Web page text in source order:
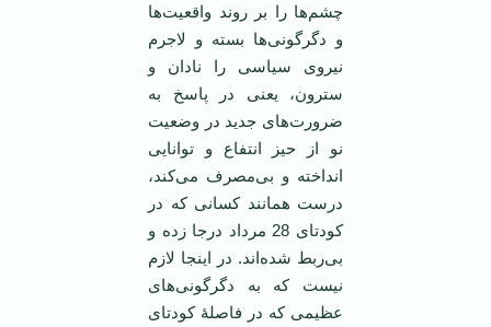
چشم‌ها را بر روند واقعیت‌ها
و دگرگونی‌‌ها بسته و لاجرم
نیروی سیاسی را نادان و
سترون، یعنی در پاسخ به
ضرورت‌های جدید در وضعیت
نو از حیز انتفاع و توانایی
انداخته و بی‌مصرف می‌کند،
درست همانند کسانی که در
کودتای 28 مرداد درجا زده‌ و
بی‌ربط شده‌اند. در اینجا لازم
نیست که به دگرگونی‌های
عظیمی که در فاصلۀ کودتای